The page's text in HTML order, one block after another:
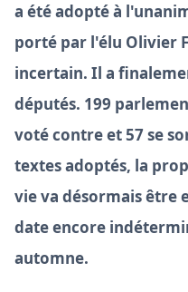
a été adopté à
porté par l'élu Olivier
incertain. Il a
députés. 199
voté contre et 57 se
textes adoptés, la
vie va désormais être
date encore
automne.